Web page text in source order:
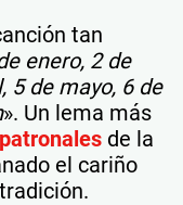
tan
enero, 2 de
5 de mayo, 6 de
». Un lema más
de la
el cariño